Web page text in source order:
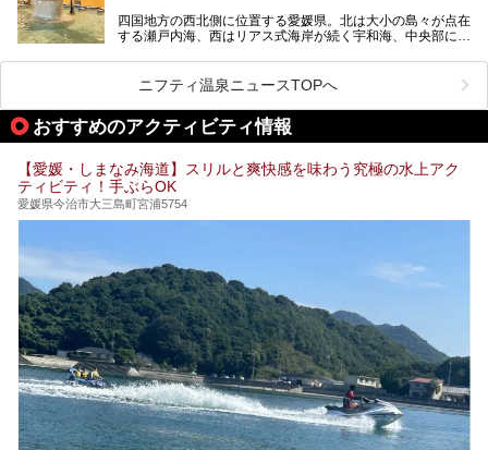
四国地方の西北側に位置する愛媛県。北は大小の島々が点在
する瀬戸内海、西はリアス式海岸が続く宇和海、中央部には
な自然と、温暖な気候が魅力の県です。
日本最古の温泉といわれる道後温泉を筆頭に、多くの温泉が
ある愛媛県は、スーパー銭湯も豊富です。中には、中四国地
方を代表する人気の施設も。今回は、愛媛県の誇るスーパー
銭湯をピックアップしました。
ニフティ温泉ニュースTOPへ
おすすめのアクティビティ情報
【愛媛・しまなみ海道】スリルと爽快感を味わう究極の水上アク
ティビティ！手ぶらOK
愛媛県今治市大三島町宮浦5754